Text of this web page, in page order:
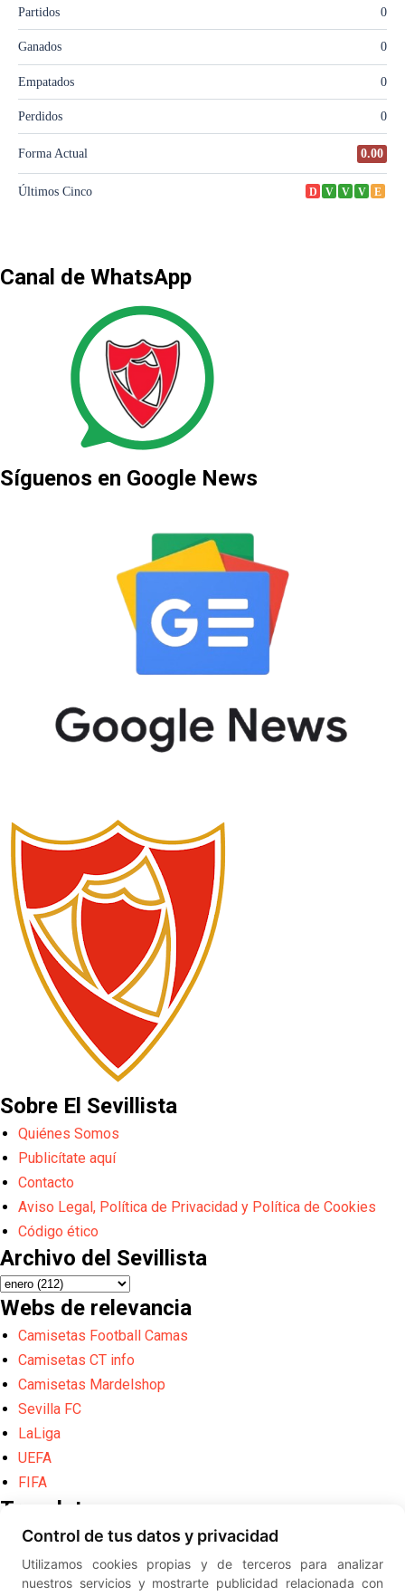
Canal de WhatsApp
Síguenos en Google News
Sobre El Sevillista
Quiénes Somos
Publicítate aquí
Contacto
Aviso Legal, Política de Privacidad y Política de Cookies
Código ético
Archivo del Sevillista
Webs de relevancia
Camisetas Football Camas
Camisetas CT info
Camisetas Mardelshop
Sevilla FC
LaLiga
UEFA
FIFA
Translate
Powered by
Translate
Diseño web creado por Erick
Control de tus datos y privacidad
Utilizamos cookies propias y de terceros para analizar
nuestros servicios y mostrarte publicidad relacionada con